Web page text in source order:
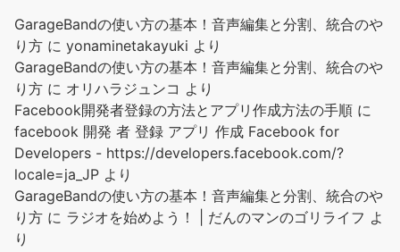
GarageBandの使い方の基本！音声編集と分割、統合のや
り方 に yonaminetakayuki より
GarageBandの使い方の基本！音声編集と分割、統合のや
り方 に オリハラジュンコ より
Facebook開発者登録の方法とアプリ作成方法の手順 に
facebook 開発 者 登録 アプリ 作成 Facebook for
Developers - https://developers.facebook.com/?
locale=ja_JP より
GarageBandの使い方の基本！音声編集と分割、統合のや
り方 に ラジオを始めよう！ | だんのマンのゴリライフ よ
り